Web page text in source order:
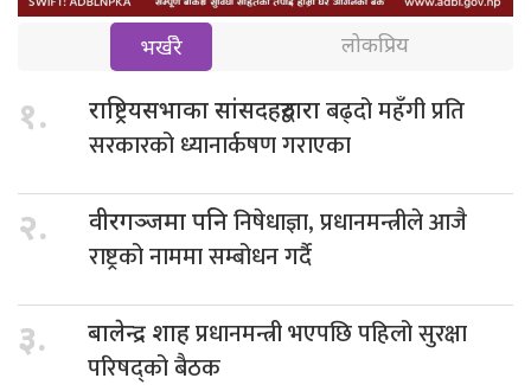
भर्खरै लोकप्रिय
१. राष्ट्रियसभाका सांसदहरुद्वाराबढ्दो महँगी प्रति
सरकारको ध्यानार्कषण गराएका
२. वीरगञ्जमा पनिनिषेधाज्ञा, प्रधानमन्त्रीले आजै
राष्ट्रको नाममा सम्बोधन गर्दै
३. बालेन्द्र शाहप्रधानमन्त्री भएपछि पहिलो सुरक्षा
परिषद्को बैठक